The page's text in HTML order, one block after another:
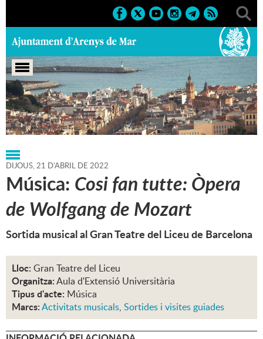
Portada > Regidories > Cultura > Agenda > 21-04-2022
DIJOUS,21 D'ABRIL DE 2022
Música: Cosi fan tutte: Òpera
de Wolfgang de Mozart
Sortida musical al Gran Teatre del Liceu de Barcelona
Lloc: Gran Teatre del Liceu
Organitza:Aula d'Extensió Universitària
Tipus d'acte: Música
Marcs:Activitats musicals, Sortides i visites guiades